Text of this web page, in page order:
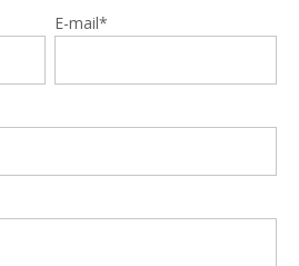
E-mail*